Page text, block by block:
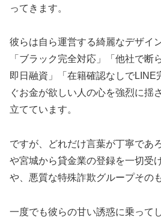
ってきます。
彼らは自ら運営する綺麗なデザイ
「ブラック完全対応」「他社で断
即日融資」「在籍確認なしでLINE
ぐお金が欲しい人の心を強烈に揺
立てています。
ですが、どれだけ言葉が丁寧であ
や宮城から貸金業の登録を一切受
や、悪質な特殊詐欺グループその
一度でも彼らの甘い誘惑に乗って